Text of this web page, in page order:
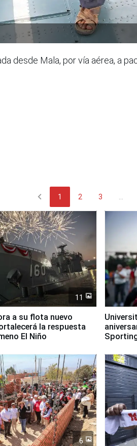
desde Mala, por vía aérea, a
chevron_left 1 2 3
11
a su flota nuevo
la respuesta
El Niño
6